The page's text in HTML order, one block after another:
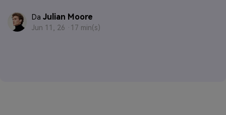
Da Julian Moore
Jun 11, 26 · 17 min(s)